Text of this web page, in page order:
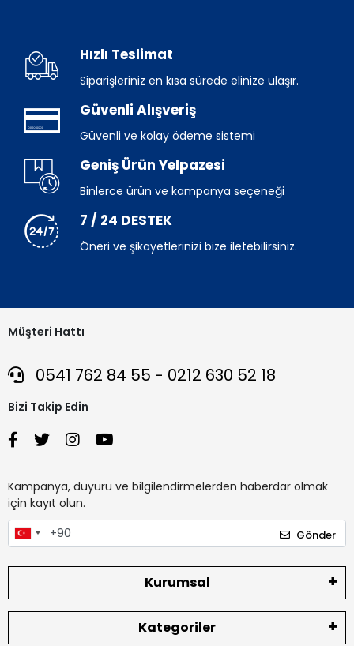
Hızlı Teslimat
Siparişleriniz en kısa sürede elinize ulaşır.
Güvenli Alışveriş
Güvenli ve kolay ödeme sistemi
Geniş Ürün Yelpazesi
Binlerce ürün ve kampanya seçeneği
7 / 24 DESTEK
Öneri ve şikayetlerinizi bize iletebilirsiniz.
Müşteri Hattı
0541 762 84 55 - 0212 630 52 18
Bizi Takip Edin
Kampanya, duyuru ve bilgilendirmelerden haberdar olmak
için kayıt olun.
Gönder
Kurumsal
Kategoriler